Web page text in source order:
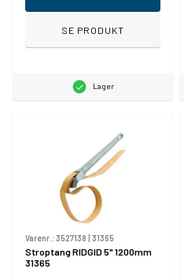
SE PRODUKT
Lager
Varenr.: 3527138 | 31365
Stroptang RIDGID 5" 1200mm
31365